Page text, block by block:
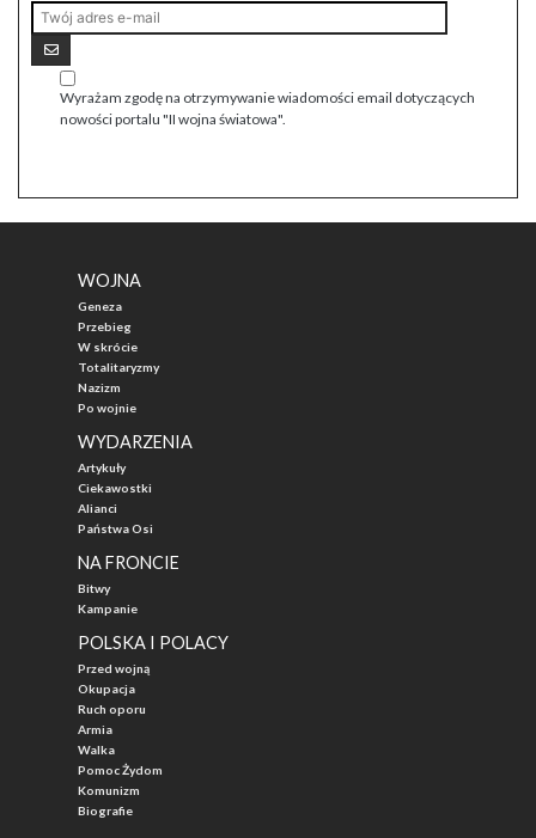
Wyrażam zgodę na otrzymywanie wiadomości email dotyczących
nowości portalu "II wojna światowa".
WOJNA
Geneza
Przebieg
W skrócie
Totalitaryzmy
Nazizm
Po wojnie
WYDARZENIA
Artykuły
Ciekawostki
Alianci
Państwa Osi
NA FRONCIE
Bitwy
Kampanie
POLSKA I POLACY
Przed wojną
Okupacja
Ruch oporu
Armia
Walka
Pomoc Żydom
Komunizm
Biografie